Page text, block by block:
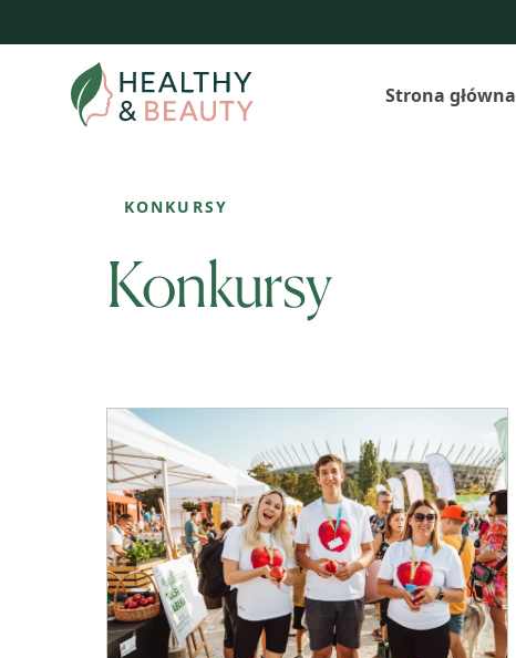
do
Strona główna
KONKURSY
Konkursy